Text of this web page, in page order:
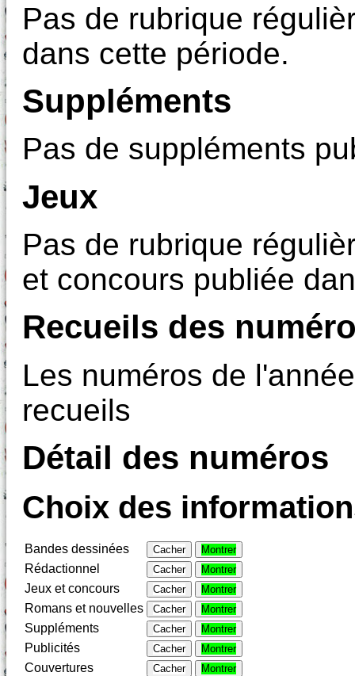
Pas de rubrique
dans cette période.
Suppléments
Pas de suppléments
Jeux
Pas de rubrique
et concours publiée
Recueils des
Les numéros de
recueils
Détail des numéros
Choix des
Bandes dessinées Cacher Montrer
Rédactionnel Cacher Montrer
Jeux et concours Cacher Montrer
Romans et nouvelles Cacher Montrer
Suppléments Cacher Montrer
Publicités Cacher Montrer
Couvertures Cacher Montrer